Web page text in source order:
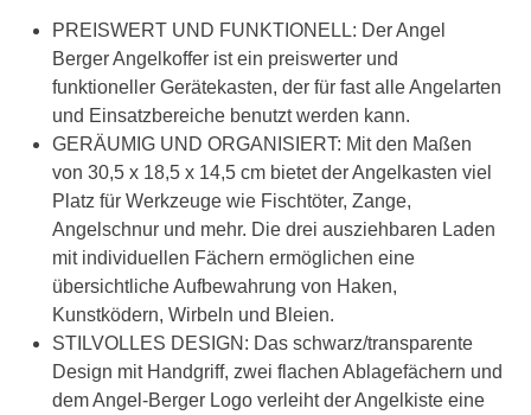
PREISWERT UND FUNKTIONELL: Der Angel
Berger Angelkoffer ist ein preiswerter und
funktioneller Gerätekasten, der für fast alle Angelarten
und Einsatzbereiche benutzt werden kann.
GERÄUMIG UND ORGANISIERT: Mit den Maßen
von 30,5 x 18,5 x 14,5 cm bietet der Angelkasten viel
Platz für Werkzeuge wie Fischtöter, Zange,
Angelschnur und mehr. Die drei ausziehbaren Laden
mit individuellen Fächern ermöglichen eine
übersichtliche Aufbewahrung von Haken,
Kunstködern, Wirbeln und Bleien.
STILVOLLES DESIGN: Das schwarz/transparente
Design mit Handgriff, zwei flachen Ablagefächern und
dem Angel-Berger Logo verleiht der Angelkiste eine